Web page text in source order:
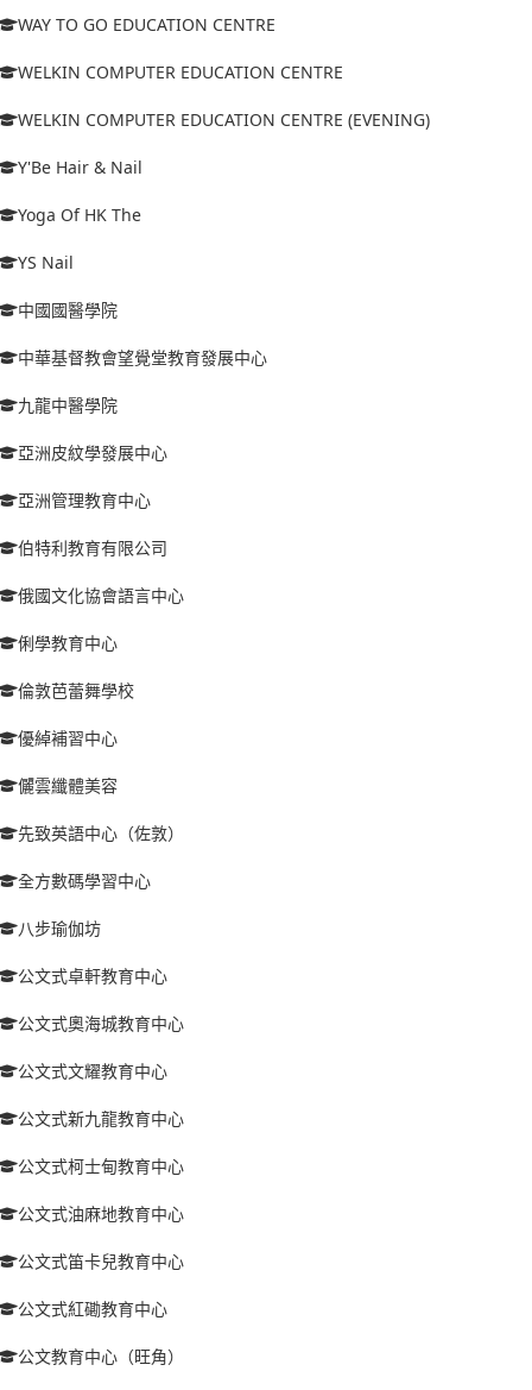
WAY TO GO EDUCATION CENTRE
WELKIN COMPUTER EDUCATION CENTRE
WELKIN COMPUTER EDUCATION CENTRE (EVENING)
Y'Be Hair & Nail
Yoga Of HK The
YS Nail
中國國醫學院
中華基督教會望覺堂教育發展中心
九龍中醫學院
亞洲皮紋學發展中心
亞洲管理教育中心
伯特利教育有限公司
俄國文化協會語言中心
俐學教育中心
倫敦芭蕾舞學校
優綽補習中心
儷雲纖體美容
先致英語中心（佐敦）
全方數碼學習中心
八步瑜伽坊
公文式卓軒教育中心
公文式奧海城教育中心
公文式文耀教育中心
公文式新九龍教育中心
公文式柯士甸教育中心
公文式油麻地教育中心
公文式笛卡兒教育中心
公文式紅磡教育中心
公文教育中心（旺角）